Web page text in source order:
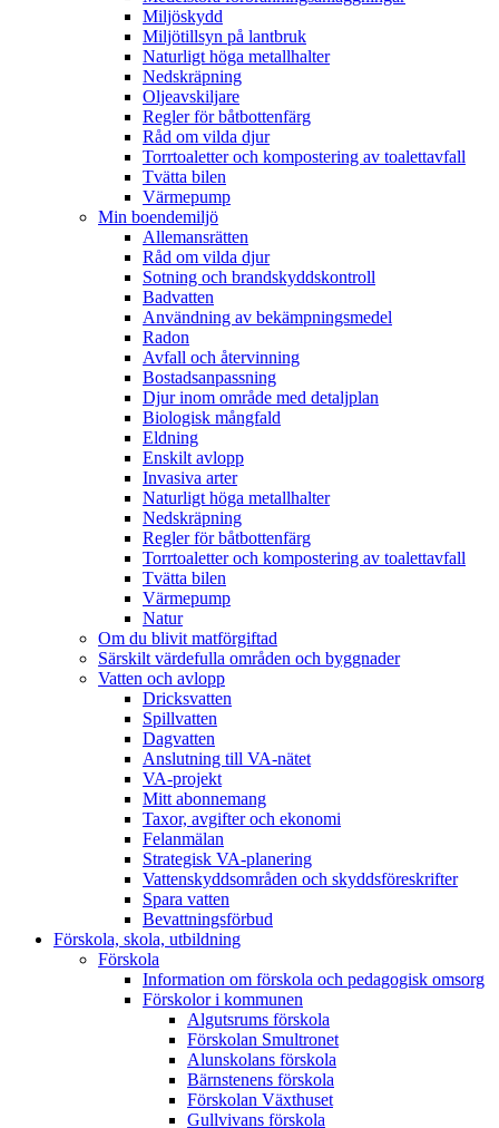
Miljöskydd
Miljötillsyn på lantbruk
Naturligt höga metallhalter
Nedskräpning
Oljeavskiljare
Regler för båtbottenfärg
Råd om vilda djur
Torrtoaletter och kompostering av toalettavfall
Tvätta bilen
Värmepump
Min boendemiljö
Allemansrätten
Råd om vilda djur
Sotning och brandskyddskontroll
Badvatten
Användning av bekämpningsmedel
Radon
Avfall och återvinning
Bostadsanpassning
Djur inom område med detaljplan
Biologisk mångfald
Eldning
Enskilt avlopp
Invasiva arter
Naturligt höga metallhalter
Nedskräpning
Regler för båtbottenfärg
Torrtoaletter och kompostering av toalettavfall
Tvätta bilen
Värmepump
Natur
Om du blivit matförgiftad
Särskilt värdefulla områden och byggnader
Vatten och avlopp
Dricksvatten
Spillvatten
Dagvatten
Anslutning till VA-nätet
VA-projekt
Mitt abonnemang
Taxor, avgifter och ekonomi
Felanmälan
Strategisk VA-planering
Vattenskyddsområden och skyddsföreskrifter
Spara vatten
Bevattningsförbud
Förskola, skola, utbildning
Förskola
Information om förskola och pedagogisk omsorg
Förskolor i kommunen
Algutsrums förskola
Förskolan Smultronet
Alunskolans förskola
Bärnstenens förskola
Förskolan Växthuset
Gullvivans förskola